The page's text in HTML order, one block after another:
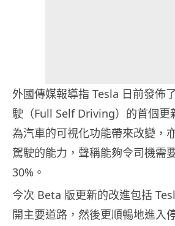
外國傳媒報導指 Tesla 日前發佈
駛（Full Self Driving）的首個更
為汽車的可視化功能帶來改變，
駕駛的能力，聲稱能夠令司機需
30%。
今次 Beta 版更新的改進包括
開主要道路，然後更順暢地進入